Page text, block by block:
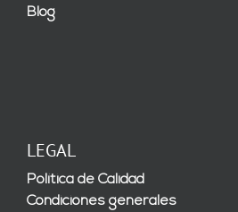
Blog
LEGAL
Política de Calidad
Condiciones generales